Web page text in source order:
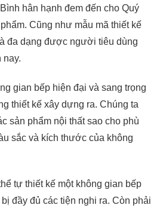
hân hạnh đem đến cho Quý
Cũng như mẫu mã thiết kế
đa dạng được người tiêu dùng
nay.
gian bếp hiện đại và sang trọng
thiết kế xây dựng ra. Chúng ta
sản phẩm nội thất sao cho phù
sắc và kích thước của không
tự thiết kế một không gian bếp
đầy đủ các tiện nghi ra. Còn phải